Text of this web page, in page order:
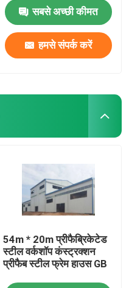
सबसे अच्छी कीमत
हमसे संपर्क करें
54m * 20m प्रीफैब्रिकेटेड
स्टील वर्कशॉप कंस्ट्रक्शन
प्रीफैब स्टील फ्रेम हाउस GB